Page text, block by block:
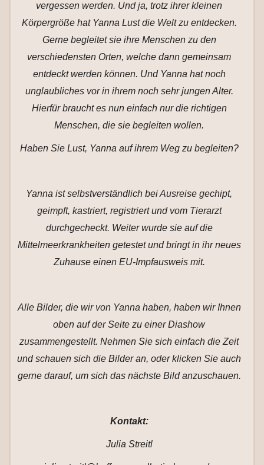
vergessen werden. Und ja, trotz ihrer kleinen
Körpergröße hat Yanna Lust die Welt zu entdecken.
Gerne begleitet sie ihre Menschen zu den
verschiedensten Orten, welche dann gemeinsam
entdeckt werden können. Und Yanna hat noch
unglaubliches vor in ihrem noch sehr jungen Alter.
Hierfür braucht es nun einfach nur die richtigen
Menschen, die sie begleiten wollen.
Haben Sie Lust, Yanna auf ihrem Weg zu begleiten?
Yanna ist selbstverständlich bei Ausreise gechipt,
geimpft, kastriert, registriert und vom Tierarzt
durchgecheckt. Weiter wurde sie auf die
Mittelmeerkrankheiten getestet und bringt in ihr neues
Zuhause einen EU-Impfausweis mit.
Alle Bilder, die wir von Yanna haben, haben wir Ihnen
oben auf der Seite zu einer Diashow
zusammengestellt. Nehmen Sie sich einfach die Zeit
und schauen sich die Bilder an, oder klicken Sie auch
gerne darauf, um sich das nächste Bild anzuschauen.
Kontakt:
Julia Streitl